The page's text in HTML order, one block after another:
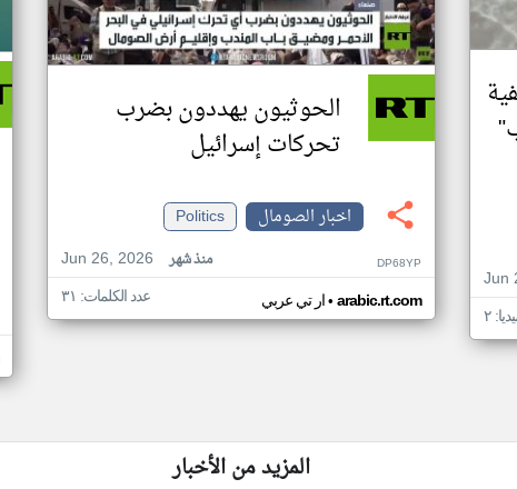
Jun
الحوثيون يهددون بضرب
تحركات إسرائيل
اخبار الصومال
Politics
Jun 26, 2026
منذ شهر DP68YP
ار تي عربي• arabic.rt.com عدد الكلمات: ٣١
المزيد من الأخبار